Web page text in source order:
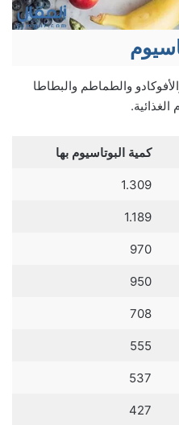
والطماطم والبطاطا
كمية البوتاسيوم بها
1.309
1.189
970
950
708
555
537
427